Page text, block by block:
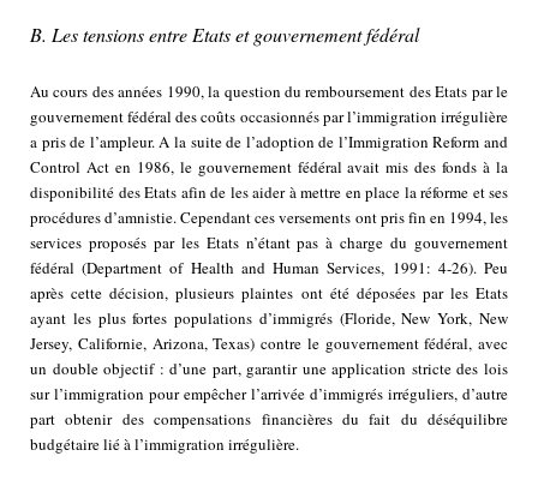
B. Les tensions entre Etats et gouvernement fédéral
Au cours des années 1990, la question du remboursement des Etats par le
gouvernement fédéral des coûts occasionnés par l’immigration irrégulière
a pris de l’ampleur. A la suite de l’adoption de l’Immigration Reform and
Control Act en 1986, le gouvernement fédéral avait mis des fonds à la
disponibilité des Etats afin de les aider à mettre en place la réforme et ses
procédures d’amnistie. Cependant ces versements ont pris fin en 1994, les
services proposés par les Etats n’étant pas à charge du gouvernement
fédéral (Department of Health and Human Services, 1991: 4-26). Peu
après cette décision, plusieurs plaintes ont été déposées par les Etats
ayant les plus fortes populations d’immigrés (Floride, New York, New
Jersey, Californie, Arizona, Texas) contre le gouvernement fédéral, avec
un double objectif : d’une part, garantir une application stricte des lois
sur l’immigration pour empêcher l’arrivée d’immigrés irréguliers, d’autre
part obtenir des compensations financières du fait du déséquilibre
budgétaire lié à l’immigration irrégulière.